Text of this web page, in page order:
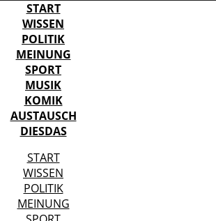
START
WISSEN
POLITIK
MEINUNG
SPORT
MUSIK
KOMIK
AUSTAUSCH
DIESDAS
START
WISSEN
POLITIK
MEINUNG